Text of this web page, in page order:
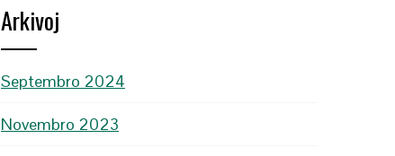
Arkivoj
Septembro 2024
Novembro 2023